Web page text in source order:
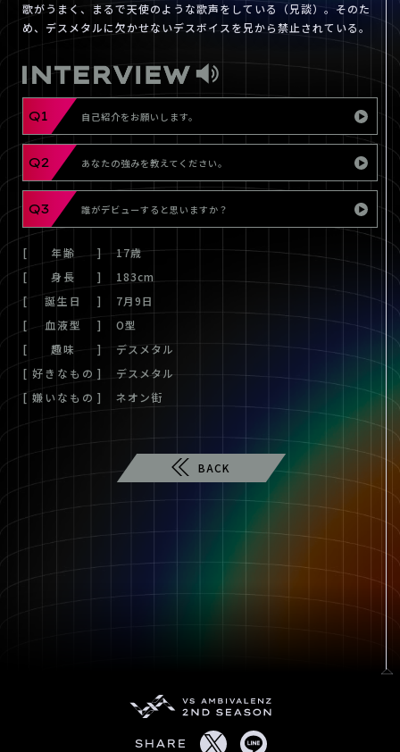
歌がうまく、まるで天使のような歌声をしている（兄談）。そのた
め、デスメタルに欠かせないデスボイスを兄から禁止されている。
Q1 自己紹介をお願いします。
Q2 あなたの強みを教えてください。
Q3 誰がデビューすると思いますか？
年齢
17歳
身長
183cm
誕生日
7月9日
血液型
O型
趣味
デスメタル
好きなもの
デスメタル
嫌いなもの
ネオン街
BACK
SHARE